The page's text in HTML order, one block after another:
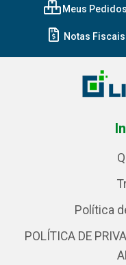
Meus Pedidos
Notas Fiscais
Política
POLÍTICA DE